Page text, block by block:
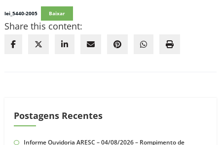
lei_5440-2005 Baixar
Share this content:
Postagens Recentes
Informe Ouvidoria ARESC – 04/08/2026 – Rompimento de